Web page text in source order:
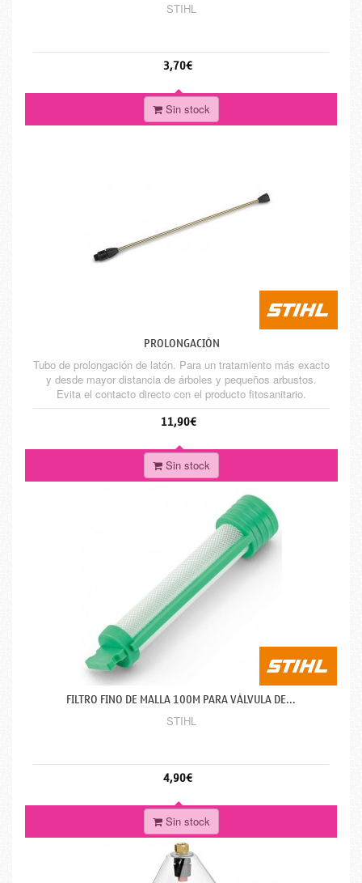
STIHL
3,70€
Sin stock
PROLONGACIÓN
Tubo de prolongación de latón. Para un tratamiento más exacto
y desde mayor distancia de árboles y pequeños arbustos.
Evita el contacto directo con el producto fitosanitario.
11,90€
Sin stock
FILTRO FINO DE MALLA 100M PARA VÁLVULA DE...
STIHL
4,90€
Sin stock